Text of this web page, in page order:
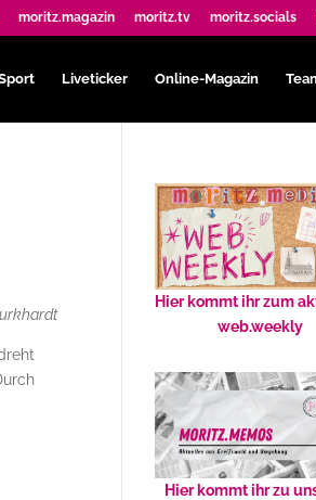
moritz.magazin moritz.tv moritz.socials
Liveticker Online-Magazin
Hier kommt ihr zum
web.weekly
Hier kommt ihr zu